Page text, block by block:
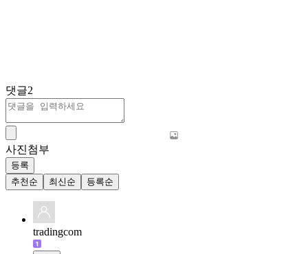
댓글2
사진첨부
등록
추천순
최신순 등록순
tradingcom